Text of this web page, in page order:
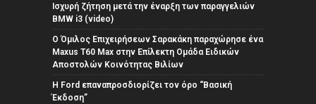
Ισχυρή ζήτηση μετά την έναρξη των παραγγελιών
BMW i3 (video)
Ο Όμιλος Επιχειρήσεων Σαρακάκη παραχώρησε ένα
Maxus T60 Max στην Επίλεκτη Ομάδα Ειδικών
Αποστολών Κοινότητας Βιλίων
Η Ford επαναπροσδιορίζει τον όρο “Βασική
Έκδοση”